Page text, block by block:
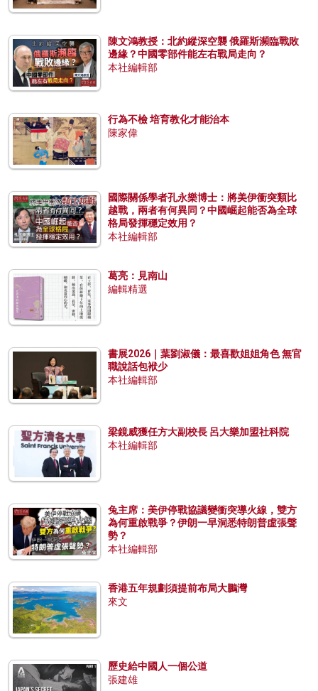
陳文鴻教授：北約縱深空襲 俄羅斯瀕臨戰敗
邊緣？中國零部件能左右戰局走向？
本社編輯部
行為不檢 培育教化才能治本
陳家偉
國際關係學者孔永樂博士：將美伊衝突類比
越戰，兩者有何異同？中國崛起能否為全球
格局發揮穩定效用？
本社編輯部
葛亮：見南山
編輯精選
書展2026｜葉劉淑儀：最喜歡姐姐角色 無官
職說話包袱少
本社編輯部
梁鏡威獲任方大副校長 呂大樂加盟社科院
本社編輯部
兔主席：美伊停戰協議變衝突導火線，雙方
為何重啟戰爭？伊朗一早洞悉特朗普虛張聲
勢？
本社編輯部
香港五年規劃須提前布局大鵬灣
來文
歷史給中國人一個公道
張建雄